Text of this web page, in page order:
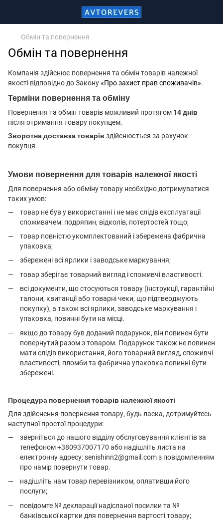
Обмін та повернення
Обмін та повернення
Компанія здійснює повернення та обмін товарів належної
якості відповідно до Закону«Про захист прав споживачів».
Терміни повернення та обміну
Повернення та обмін товарів можливий протягом 14 днів
після отримання товару покупцем.
Зворотна доставка товарів здійснюється за рахунок
покупця.
Умови повернення для товарів належної якості
Для повернення або обміну товару необхідно дотримуватися
таких умов:
товар не був у використанні і не має слідів експлуатації
споживачем: подряпин, відколів, потертостей тощо;
товар повністю укомплектований і збережена фабрична
упаковка;
збережені всі ярлики і заводське маркування;
товар зберігає товарний вигляд і споживчі властивості.
всі документи, що стосуються товару (інструкції, гарантійні
талони, квитанції або товарні чеки, що підтверджують
покупку), а також всі ярлики, заводське маркування і
упаковка, повинні бути на місці.
якщо до товару був доданий подарунок, він повинен бути
повернутий разом з товаром. Подарунок також не повинен
мати слідів використання, його товарний вигляд, споживчі
властивості, пломби та фабрична упаковка повинні бути
збережені.
Процедура повернення товарів належної якості
Для здійснення повернення товару, будь ласка, дотримуйтесь
наступної простої процедури:
зверніться до нашого відділу обслуговування клієнтів за
телефоном +380937007170 або надішліть листа на
електронну адресу: senishinn2@gmail.com з повідомленням
про намір повернути товар.
надішліть нам товар перевізником, оплативши його
послуги;
повідомте № декларації надісланої посилки та №
банківської картки для повернення вартості товару;